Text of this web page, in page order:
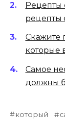
Рецепты
рецепты
Скажите
которые
Самое
должны
который